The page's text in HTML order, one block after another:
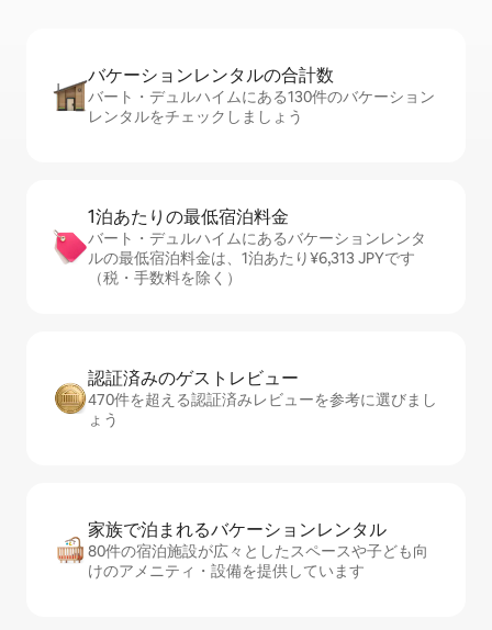
バケーションレ⁠ン⁠タ⁠ル⁠の合⁠計⁠数
バート・デュルハイムにある130件のバケーション
レンタルをチェックしましょう
1泊あたりの最⁠低⁠宿⁠泊⁠料⁠金
バート・デュルハイムにあるバケーションレンタ
ルの最低宿泊料金は、1泊あたり¥6,313 JPYです
（税・手数料を除く）
認証済みのゲ⁠ス⁠ト⁠レ⁠ビ⁠ュ⁠ー
470件を超える認証済みレビューを参考に選びまし
ょう
家族で泊まれるバ⁠ケ⁠ー⁠シ⁠ョ⁠ンレ⁠ン⁠タ⁠ル
80件の宿泊施設が広々としたスペースや子ども向
けのアメニティ・設備を提供しています